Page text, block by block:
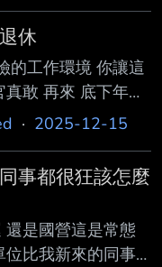
們能派人接送的時
了高雄 結果機票
嘉義或台南 解釋
機航班並安排接駁
官核准 (類似麻煩
單位會有很多繁瑣
煩大家解惑謝謝 -
休
的工作環境 你讓這
敢 再來 底下年輕
又長 工作量又不
地不去 你不能怎樣
加給要算退休金內
搞他變成他搞你
· 2025-12-15
事都很狂該怎麼
是國營這是常態
比我新來的同事